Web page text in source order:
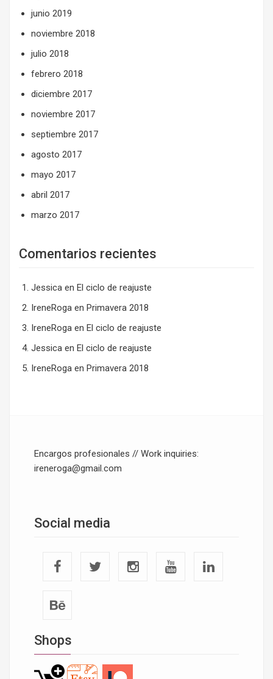
junio 2019
noviembre 2018
julio 2018
febrero 2018
diciembre 2017
noviembre 2017
septiembre 2017
agosto 2017
mayo 2017
abril 2017
marzo 2017
Comentarios recientes
Jessica en El ciclo de reajuste
IreneRoga en Primavera 2018
IreneRoga en El ciclo de reajuste
Jessica en El ciclo de reajuste
IreneRoga en Primavera 2018
Encargos profesionales // Work inquiries:
ireneroga@gmail.com
Social media
Shops